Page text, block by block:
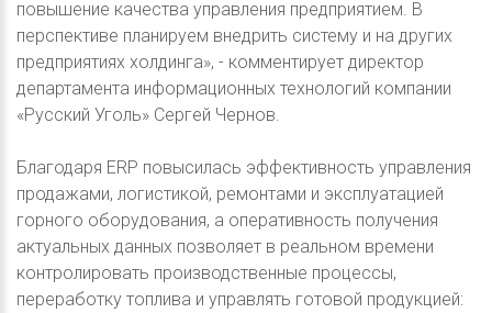
повышение качества управления предприятием. В
перспективе планируем внедрить систему и на других
предприятиях холдинга», - комментирует директор
департамента информационных технологий компании
«Русский Уголь» Сергей Чернов.
Благодаря ERP повысилась эффективность управления
продажами, логистикой, ремонтами и эксплуатацией
горного оборудования, а оперативность получения
актуальных данных позволяет в реальном времени
контролировать производственные процессы,
переработку топлива и управлять готовой продукцией: